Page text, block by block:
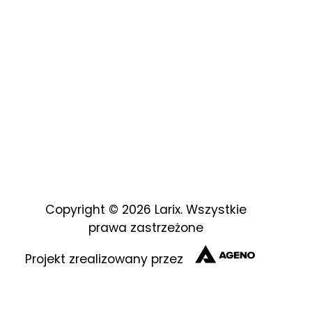
Copyright © 2026 Larix. Wszystkie
prawa zastrzeżone
Projekt zrealizowany przez